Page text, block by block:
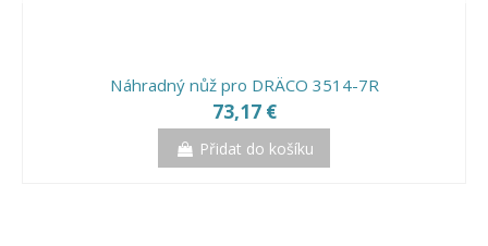
Náhradný nůž pro DRÄCO 3514-7R
73,17 €
Přidat do košíku